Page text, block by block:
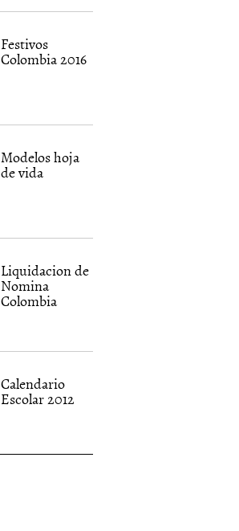
Festivos
Colombia 2016
Modelos hoja
de vida
Liquidacion de
Nomina
Colombia
Calendario
Escolar 2012